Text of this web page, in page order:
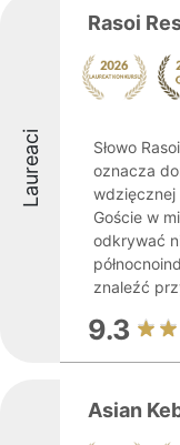
Laureaci
Rasoi
Słowo
oznacza
wdzięcznej
Goście w
odkrywać
znaleźć
9.3
Asian